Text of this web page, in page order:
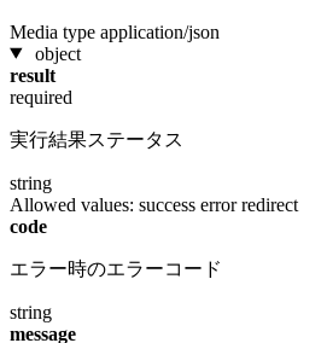
Media type application/json
object
result
required
実行結果ステータス
string
Allowed values: success errorredirect
code
エラー時のエラーコード
string
message